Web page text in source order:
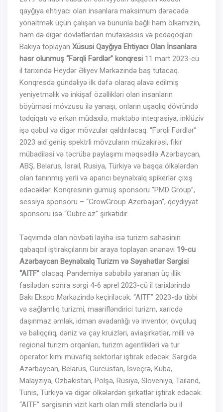
qayğıya ehtiyacı olan insanlara maksimum dərəcədə
yönəltmək üçün çalışan və bununla bağlı həm ölkəmizin,
həm də digər dövlətlərdən mütəxəssis və pedaqoqları
Bakıya toplayan Xüsusi Qayğıya Ehtiyacı Olan İnsanlara
həsr olunmuş “Fərqli Fərdlər” konqresi 11 mart 2023-cü
il tarixində Heydər Əliyev Mərkəzində baş tutacaq.
Konqresdə gündəliyə ilk dəfə olaraq əlavə edilmiş
yeniyetməlik və inkişaf özəllikləri olan insanların
böyüməsi mövzusu ilə yanaşı, onların uşaqlıq dövründə
tədqiqatı və erkən müdaxilə, məktəbə inteqrasiya, inklüziv
işə qəbul və digər mövzular qaldırılacaq. “Fərqli Fərdlər”
2023 aid geniş spektrli mövzuların müzakirəsi, fikir
mübadiləsi və təcrübə paylaşımı məqsədilə Azərbaycan,
ABŞ, Belarus, İsrail, Rusiya, Türkiyə və başqa ölkələrdən
olan tanınmış yerli və aparıcı beynəlxalq spikerlər çıxış
edəcəklər. Konqresinin gümüş sponsoru “PMD Group”,
sessiya sponsoru – “GrowGroup Azerbaijan”, qeydiyyat
sponsoru isə “Gubre.az” şirkətidir.
Təqvimdə olan növbəti layihə isə turizm sahəsinin
qabaqcıl iştirakçılarını bir araya toplayan ənənəvi 19-cu
Azərbaycan Beynəlxalq Turizm və Səyahətlər Sərgisi
“AITF” olacaq. Pandemiya səbəbilə yaranan üç illik
fasilədən sonra sərgi 4-6 aprel 2023-cü il tarixlərində
Bakı Ekspo Mərkəzində keçiriləcək. “AITF” 2023-də tibbi
və sağlamlıq turizmi, maarifləndirici turizm, xaricdə
daşınmaz əmlak, idman avadanlığı və inventor, ovçuluq
və balıqçılıq, dəniz və çay kruizləri, aviaşirkətlər, milli və
regional turizm orqanları, turizm agentlikləri və tur
operator kimi müvafiq sektorlar iştirak edəcək. Sərgidə
Azərbaycan, Belarus, Gürcüstan, İsveçrə, Kuba,
Malayziya, Özbəkistan, Polşa, Rusiya, Sloveniya, Tailand,
Tunis, Türkiyə və digər ölkələrdən şirkətlər iştirak edəcək.
“AITF” sərgisinin vizit kartı olan milli stendlərlə bu il